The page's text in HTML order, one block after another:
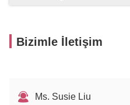
Bizimle İletişim
Ms. Susie Liu